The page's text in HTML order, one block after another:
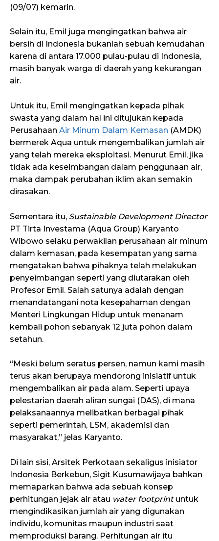
(09/07) kemarin.
Selain itu, Emil juga mengingatkan bahwa air
bersih di Indonesia bukanlah sebuah kemudahan
karena di antara 17.000 pulau-pulau di Indonesia,
masih banyak warga di daerah yang kekurangan
air.
Untuk itu, Emil mengingatkan kepada pihak
swasta yang dalam hal ini ditujukan kepada
Perusahaan Air Minum Dalam Kemasan (AMDK)
bermerek Aqua untuk mengembalikan jumlah air
yang telah mereka eksploitasi. Menurut Emil, jika
tidak ada keseimbangan dalam penggunaan air,
maka dampak perubahan iklim akan semakin
dirasakan.
Sementara itu, Sustainable Development Director
PT Tirta Investama (Aqua Group) Karyanto
Wibowo selaku perwakilan perusahaan air minum
dalam kemasan, pada kesempatan yang sama
mengatakan bahwa pihaknya telah melakukan
penyeimbangan seperti yang diutarakan oleh
Profesor Emil. Salah satunya adalah dengan
menandatangani nota kesepahaman dengan
Menteri Lingkungan Hidup untuk menanam
kembali pohon sebanyak 12 juta pohon dalam
setahun.
“Meski belum seratus persen, namun kami masih
terus akan berupaya mendorong inisiatif untuk
mengembalikan air pada alam. Seperti upaya
pelestarian daerah aliran sungai (DAS), di mana
pelaksanaannya melibatkan berbagai pihak
seperti pemerintah, LSM, akademisi dan
masyarakat,” jelas Karyanto.
Di lain sisi, Arsitek Perkotaan sekaligus inisiator
Indonesia Berkebun, Sigit Kusumawijaya bahkan
memaparkan bahwa ada sebuah konsep
perhitungan jejak air atau water footprintuntuk
mengindikasikan jumlah air yang digunakan
individu, komunitas maupun industri saat
memproduksi barang. Perhitungan air itu